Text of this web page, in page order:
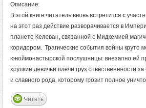
Описание:
В этой книге читатель вновь встретится с
на этот раз действие разворачивается в
планете Келеван, связанной с Мидкемией
коридором. Трагические события войны круто
юноймонастырской послушницы: внезапно ей
хрупкие девичьи плечи груз отвественнности
и славного рода, которому грозит полное
Читать